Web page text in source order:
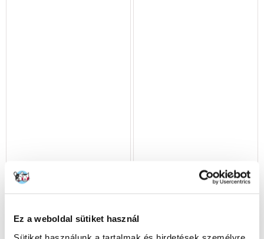
Ez a weboldal sütiket használ
Sütiket használunk a tartalmak és hirdetések személyre
cukorbetegség esetén
macskáknak 24x200g